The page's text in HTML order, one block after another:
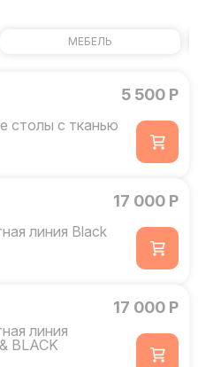
МЕБЕЛЬ
столы с тканью
5 500 Р
линия Black
17 000 Р
линия
BLACK
17 000 Р